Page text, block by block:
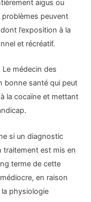
aigus ou
peuvent
l’exposition à la
et récréatif.
médecin des
bonne santé qui peut
la cocaïne et mettant
si un diagnostic
traitement est mis en
terme de cette
en raison
physiologie